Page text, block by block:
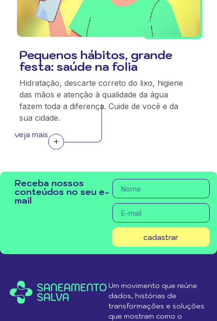
Pequenos hábitos, grande
festa: saúde na folia
Hidratação, descarte correto do lixo, higiene
das mãos e atenção à qualidade da água
fazem toda a diferença. Cuide de você e da
sua cidade.
veja mais
Receba nossos
conteúdos no seu e-
mail
cadastrar
Um movimento que reúne
dados, histórias de
transformações e soluções
que mostram como o